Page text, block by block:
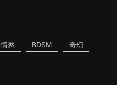
情慾 BDSM 奇幻